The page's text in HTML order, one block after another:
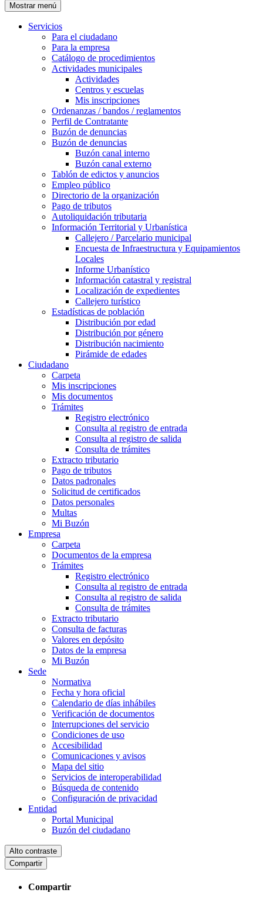
Mostrar menú
Servicios
Para el ciudadano
Para la empresa
Catálogo de procedimientos
Actividades municipales
Actividades
Centros y escuelas
Mis inscripciones
Ordenanzas / bandos / reglamentos
Perfil de Contratante
Buzón de denuncias
Buzón de denuncias
Buzón canal interno
Buzón canal externo
Tablón de edictos y anuncios
Empleo público
Directorio de la organización
Pago de tributos
Autoliquidación tributaria
Información Territorial y Urbanística
Callejero / Parcelario municipal
Encuesta de Infraestructura y Equipamientos
Locales
Informe Urbanístico
Información catastral y registral
Localización de expedientes
Callejero turístico
Estadísticas de población
Distribución por edad
Distribución por género
Distribución nacimiento
Pirámide de edades
Ciudadano
Carpeta
Mis inscripciones
Mis documentos
Trámites
Registro electrónico
Consulta al registro de entrada
Consulta al registro de salida
Consulta de trámites
Extracto tributario
Pago de tributos
Datos padronales
Solicitud de certificados
Datos personales
Multas
Mi Buzón
Empresa
Carpeta
Documentos de la empresa
Trámites
Registro electrónico
Consulta al registro de entrada
Consulta al registro de salida
Consulta de trámites
Extracto tributario
Consulta de facturas
Valores en depósito
Datos de la empresa
Mi Buzón
Sede
Normativa
Fecha y hora oficial
Calendario de días inhábiles
Verificación de documentos
Interrupciones del servicio
Condiciones de uso
Accesibilidad
Comunicaciones y avisos
Mapa del sitio
Servicios de interoperabilidad
Búsqueda de contenido
Configuración de privacidad
Entidad
Portal Municipal
Buzón del ciudadano
Alto contraste
Compartir
Compartir